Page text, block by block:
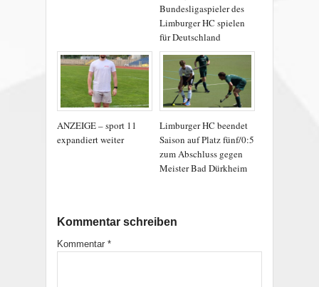
Bundesligaspieler des
Limburger HC spielen
für Deutschland
ANZEIGE – sport 11
expandiert weiter
Limburger HC beendet
Saison auf Platz fünf/0:5
zum Abschluss gegen
Meister Bad Dürkheim
Kommentar schreiben
Kommentar *